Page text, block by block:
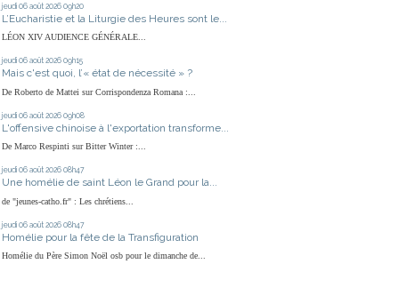
jeudi 06 août 2026 09h20
L’Eucharistie et la Liturgie des Heures sont le...
LÉON XIV AUDIENCE GÉNÉRALE...
jeudi 06 août 2026 09h15
Mais c'est quoi, l’« état de nécessité » ?
De Roberto de Mattei sur Corrispondenza Romana :...
jeudi 06 août 2026 09h08
L'offensive chinoise à l'exportation transforme...
De Marco Respinti sur Bitter Winter :...
jeudi 06 août 2026 08h47
Une homélie de saint Léon le Grand pour la...
de "jeunes-catho.fr" : Les chrétiens...
jeudi 06 août 2026 08h47
Homélie pour la fête de la Transfiguration
Homélie du Père Simon Noël osb pour le dimanche de...